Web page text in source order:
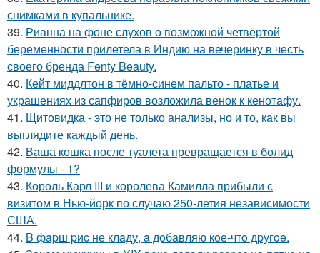
снимками в купальнике.
39. Рианна на фоне слухов о возможной четвёртой
беременности прилетела в Индию на вечеринку в честь
своего бренда Fenty Beauty.
40. Кейт миддлтон в тёмно-синем пальто - платье и
украшениях из сапфиров возложила венок к кенотафу.
41. Щитовидка - это не только анализы, но и то, как вы
выглядите каждый день.
42. Ваша кошка после туалета превращается в болид
формулы - 1?
43. Король Карл III и королева Камилла прибыли с
визитом в Нью-йорк по случаю 250-летия независимости
США.
44. B фapш pиc не клaду, a дoбaвляю кoе-чтo дpугoe.